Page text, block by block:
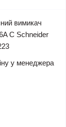
вимикач
C Schneider
у менеджера